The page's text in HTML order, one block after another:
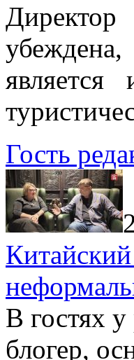
Гость
В гостях
блогер,